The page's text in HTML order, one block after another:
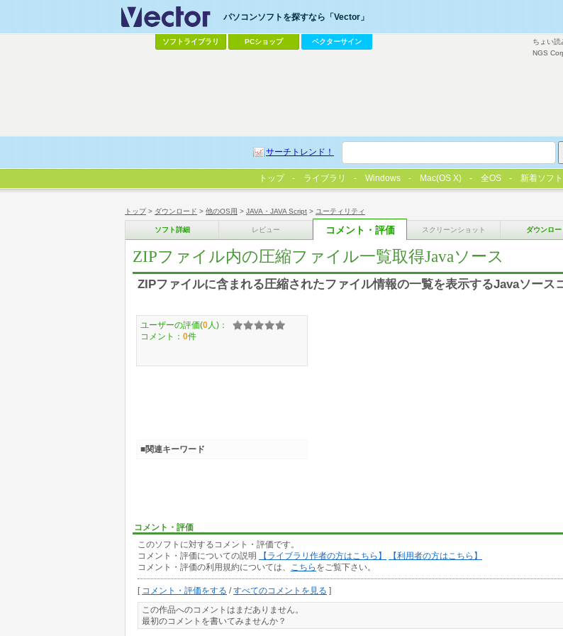
トップ> ダウンロード > 他のOS用 > JAVA・JAVA Script > ユーティリティ
ソフト詳細 レビュー コメント・評価 スクリーンショット ダウンロー
ZIPファイル内の圧縮ファイル一覧取得Javaソース
ZIPファイルに含まれる圧縮されたファイル情報の一覧を表示するJavaソース
コメント・評価
このソフトに対するコメント・評価です。
コメント・評価についての説明
【ライブラリ作者の方はこちら】
【利用者の方はこちら】
コメント・評価の利用規約については、
こちら をご覧下さい。
[ コメント・評価をする /すべてのコメントを見る ]
この作品へのコメントはまだありません。
最初のコメントを書いてみませんか？
ユーザーの評価(0 人)：
コメント： 0件
■関連キーワード
ちょい読
NGS
パソコンソフトを探すなら「Vector」
ソフトライブラリ PCショップ ベクターサイン
サーチトレンド！
トップ ライブラリ Windows Mac(OS X) 全OS 新着ソフト